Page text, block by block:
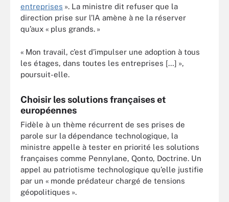
entreprises ». La ministre dit refuser que la
direction prise sur l’IA amène à ne la réserver
qu’aux « plus grands. »
« Mon travail, c’est d’impulser une adoption à tous
les étages, dans toutes les entreprises […] »,
poursuit-elle.
Choisir les solutions françaises et
européennes
Fidèle à un thème récurrent de ses prises de
parole sur la dépendance technologique, la
ministre appelle à tester en priorité les solutions
françaises comme Pennylane, Qonto, Doctrine. Un
appel au patriotisme technologique qu’elle justifie
par un « monde prédateur chargé de tensions
géopolitiques ».